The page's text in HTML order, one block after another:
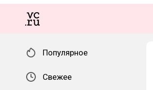
Популярное
Свежее